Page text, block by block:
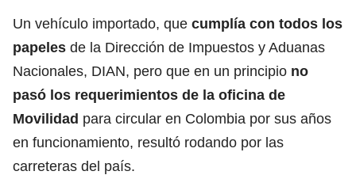
Un vehículo importado, que cumplía con todos los
papeles de la Dirección de Impuestos y Aduanas
Nacionales, DIAN, pero que en un principio no
pasó los requerimientos de la oficina de
Movilidad para circular en Colombia por sus años
en funcionamiento, resultó rodando por las
carreteras del país.